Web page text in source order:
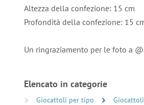
Altezza della confezione: 15 cm
Profondità della confezione: 15
Un ringraziamento per le foto a
Elencato in categorie
Giocattoli per tipo